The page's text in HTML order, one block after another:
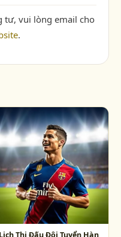
tư, vui lòng email cho
.
Lịch Thi Đấu Đội Tuyển Hàn